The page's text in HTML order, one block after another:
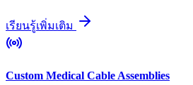
เรียนรู้เพิ่มเติม
Custom Medical Cable Assemblies